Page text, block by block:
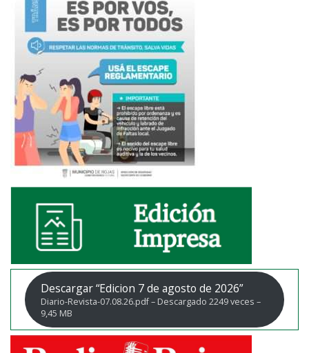
Descargar “Edicion 7 de agosto de 2026”
Diario-Revista-07.08.26.pdf – Descargado 2249 veces –
9,45 MB